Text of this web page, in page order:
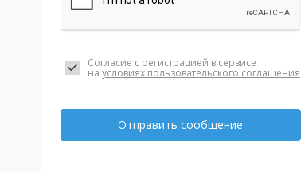
Согласие с регистрацией в сервисе
на условиях пользовательского соглашения
Отправить сообщение